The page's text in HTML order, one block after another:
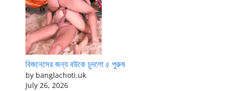
বিজনেসের জন্য বউকে চুদলো ৫ পুরুষ
by banglachoti.uk
July 26, 2026